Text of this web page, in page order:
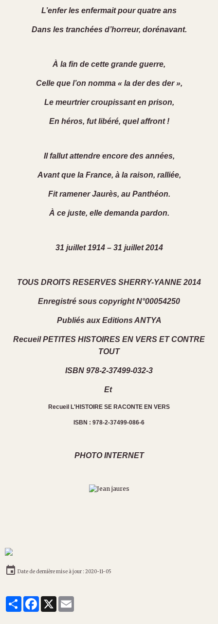
L’enfer les enfermait pour quatre ans
Dans les tranchées d’horreur, dorénavant.
À la fin de cette grande guerre,
Celle que l’on nomma « la der des der »,
Le meurtrier croupissant en prison,
En héros, fut libéré, quel affront !
Il fallut attendre encore des années,
Avant que la France, à la raison, ralliée,
Fit ramener Jaurès, au Panthéon.
À ce juste, elle demanda pardon.
31 juillet 1914 – 31 juillet 2014
TOUS DROITS RESERVES SHERRY-YANNE 2014
Enregistré sous copyright N°00054250
Publiés aux Editions ANTYA
Recueil PETITES HISTOIRES EN VERS ET CONTRE
TOUT
ISBN 978-2-37499-032-3
Et
Recueil L'HISTOIRE SE RACONTE EN VERS
ISBN : 978-2-37499-086-6
PHOTO INTERNET
Date de dernière mise à jour : 2020-11-05
PartagerFacebook
X